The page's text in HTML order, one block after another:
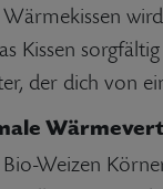
Kissen
der dich von
Weizen